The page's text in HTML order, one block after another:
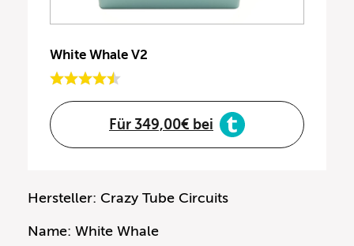
White Whale V2
Für 349,00€ bei
Hersteller: Crazy Tube Circuits
Name: White Whale